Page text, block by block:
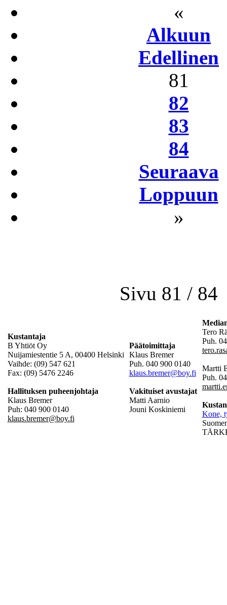
«
Alkuun
Edellinen
81
82
83
84
Seuraava
Loppuun
»
Sivu 81 / 84
Kustantaja
B Yhtiöt Oy
Nuijamiestentie 5 A, 00400 Helsinki
Vaihde: (09) 547 621
Fax: (09) 5476 2246
Hallituksen puheenjohtaja
Klaus Bremer
Puh: 040 900 0140
klaus.bremer@boy.fi
Päätoimittaja
Klaus Bremer
Puh. 040 900 0140
klaus.bremer@boy.fi
Vakituiset avustajat
Matti Aarnio
Jouni Koskiniemi
Tero
Puh.
Martti
Puh.
Kone,